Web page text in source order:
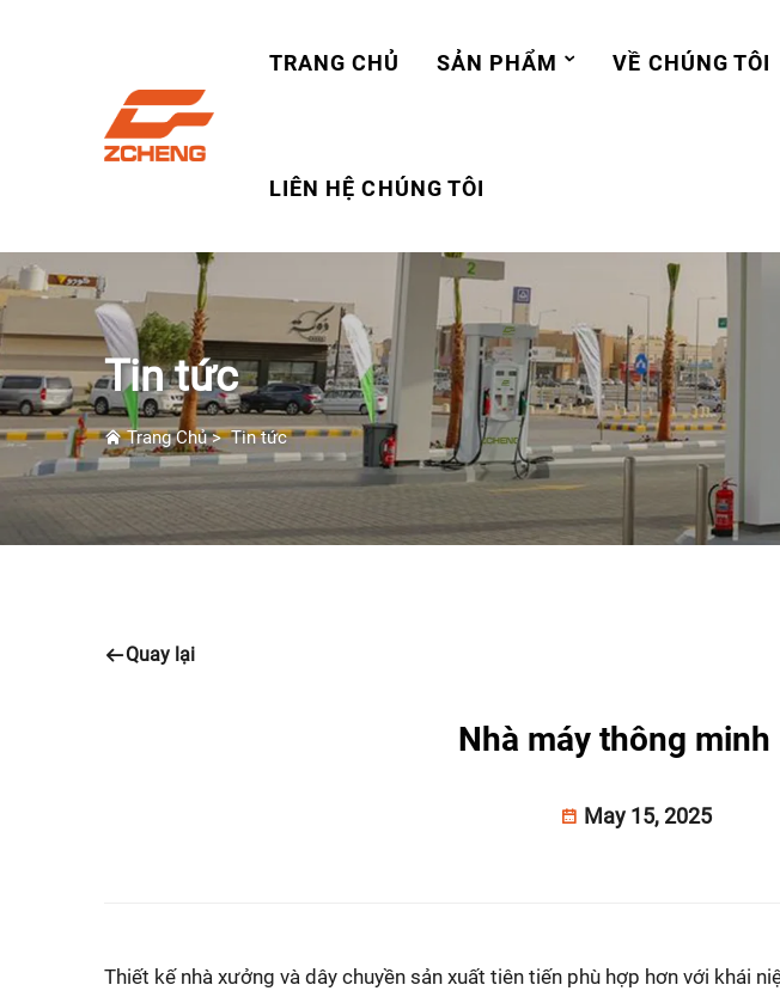
TRANG CHỦ SẢN PHẨM VỀ CHÚNG TÔI
LIÊN HỆ CHÚNG TÔI
Tin tức
Trang Chủ>Tin tức
Quay lại
Nhà máy thông minh
May 15, 2025
Thiết kế nhà xưởng và dây chuyền sản xuất tiên tiến phù hợp hơn với khái